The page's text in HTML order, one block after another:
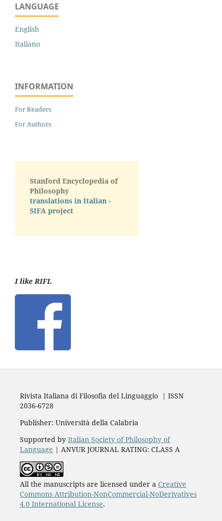
LANGUAGE
English
Italiano
INFORMATION
For Readers
For Authors
Stanford Encyclopedia of
Philosophy
translations in Italian -
SIFA project
I like RIFL
Rivista Italiana di Filosofia del Linguaggio | ISSN
2036-6728
Publisher: Università della Calabria
Supported by Italian Society of Philosophy of
Language | ANVUR JOURNAL RATING: CLASS A
All the manuscripts are licensed under a Creative
Commons Attribution-NonCommercial-NoDerivatives
4.0 International License.